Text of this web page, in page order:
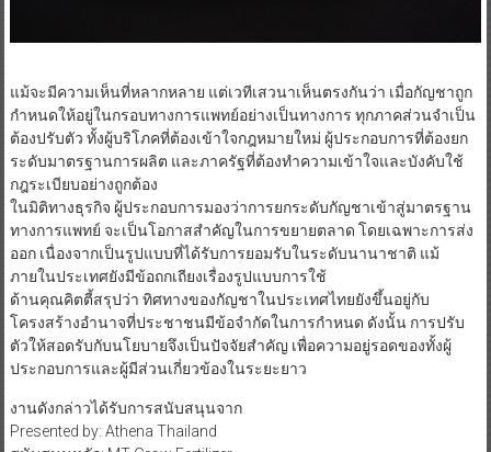
แม้จะมีความเห็นที่หลากหลาย แต่เวทีเสวนาเห็นตรงกันว่า เมื่อกัญชาถูก
กำหนดให้อยู่ในกรอบทางการแพทย์อย่างเป็นทางการ ทุกภาคส่วนจำเป็น
ต้องปรับตัว ทั้งผู้บริโภคที่ต้องเข้าใจกฎหมายใหม่ ผู้ประกอบการที่ต้องยก
ระดับมาตรฐานการผลิต และภาครัฐที่ต้องทำความเข้าใจและบังคับใช้
กฎระเบียบอย่างถูกต้อง
ในมิติทางธุรกิจ ผู้ประกอบการมองว่าการยกระดับกัญชาเข้าสู่มาตรฐาน
ทางการแพทย์ จะเป็นโอกาสสำคัญในการขยายตลาด โดยเฉพาะการส่ง
ออก เนื่องจากเป็นรูปแบบที่ได้รับการยอมรับในระดับนานาชาติ แม้
ภายในประเทศยังมีข้อถกเถียงเรื่องรูปแบบการใช้
ด้านคุณคิตตี้สรุปว่า ทิศทางของกัญชาในประเทศไทยยังขึ้นอยู่กับ
โครงสร้างอำนาจที่ประชาชนมีข้อจำกัดในการกำหนด ดังนั้น การปรับ
ตัวให้สอดรับกับนโยบายจึงเป็นปัจจัยสำคัญ เพื่อความอยู่รอดของทั้งผู้
งานดังกล่าวได้รับการสนับสนุนจาก